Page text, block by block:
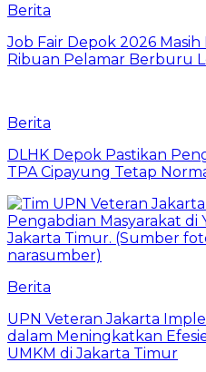
Berita
Job Fair Depok 2026
Ribuan Pelamar Berburu
Berita
DLHK Depok Pastikan
TPA Cipayung Tetap
Berita
UPN Veteran Jakarta
dalam Meningkatkan
UMKM di Jakarta Timur